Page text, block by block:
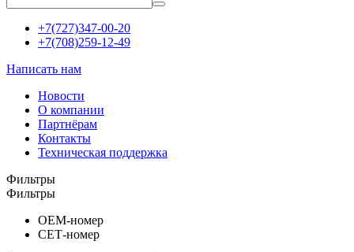
+7(727)347-00-20
+7(708)259-12-49
Написать нам
Новости
О компании
Партнёрам
Контакты
Техническая поддержка
Фильтры
Фильтры
ОЕМ-номер
СЕТ-номер